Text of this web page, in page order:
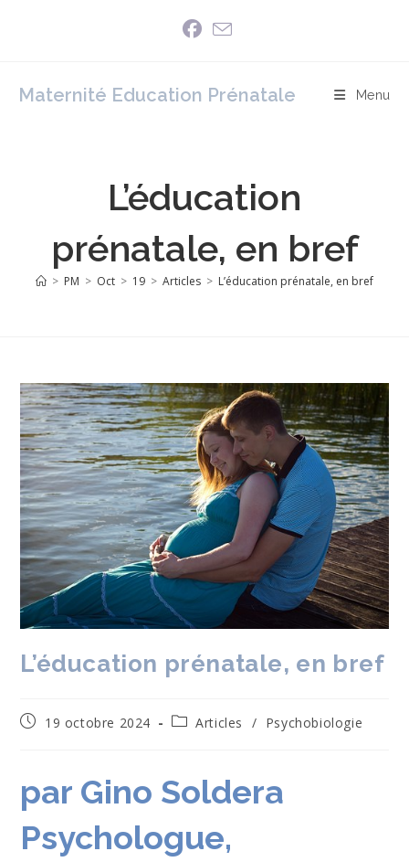
Maternité Education Prénatale Menu
L’éducation
prénatale, en bref
> PM > Oct > 19 > Articles > L’éducation prénatale, en bref
L’éducation prénatale, en bref
Publication
19 octobre 2024
PostArticles / Psychobiologie
par Gino Soldera
Psychologue,